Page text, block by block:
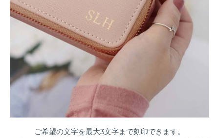
ご希望の文字を最大3文字まで刻印できます。